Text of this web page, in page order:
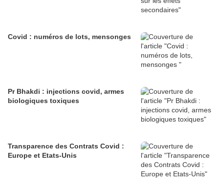
Covid : numéros de lots, mensonges
Pr Bhakdi : injections covid, armes
biologiques toxiques
Transparence des Contrats Covid :
Europe et Etats-Unis